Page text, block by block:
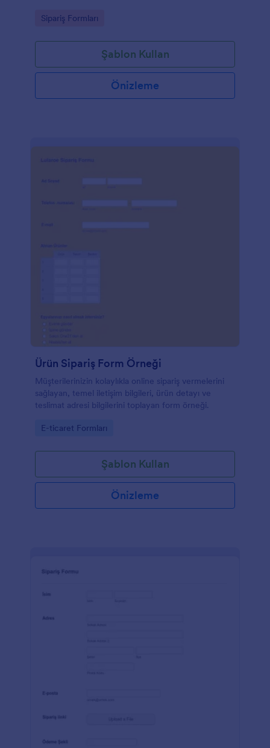
Go to Category:
Sipariş Formları
Şablon Kullan
Önizleme
Ürün Sipariş Form Örneği
Müşterilerinizin kolaylıkla online sipariş vermelerini
sağlayan, temel iletişim bilgileri, ürün detayı ve
teslimat adresi bilgilerini toplayan form örneği.
Go to Category:
E-ticaret Formları
Şablon Kullan
Önizleme